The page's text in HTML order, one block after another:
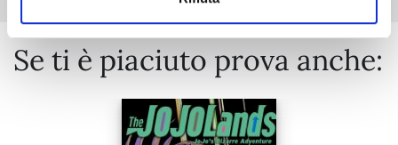
Se ti è piaciuto prova anche: